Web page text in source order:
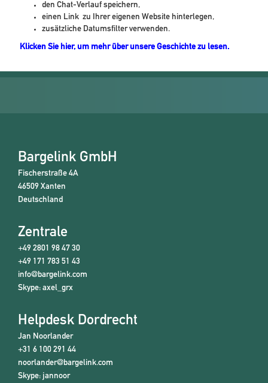
den Chat-Verlauf speichern,
einen Link zu Ihrer eigenen Website hinterlegen,
zusätzliche Datumsfilter verwenden.
Klicken Sie hier, um mehr über unsere Geschichte zu lesen.
Bargelink GmbH
Fischerstraße 4A
46509 Xanten
Deutschland
Zentrale
+49 2801 98 47 30
+49 171 783 51 43
info@bargelink.com
Skype: axel_grx
Helpdesk Dordrecht
Jan Noorlander
+31 6 100 291 44
noorlander@bargelink.com
Skype: jannoor